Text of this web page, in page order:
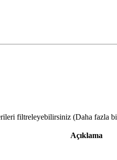
filtreleyebilirsiniz (Daha fazla
Açıklama